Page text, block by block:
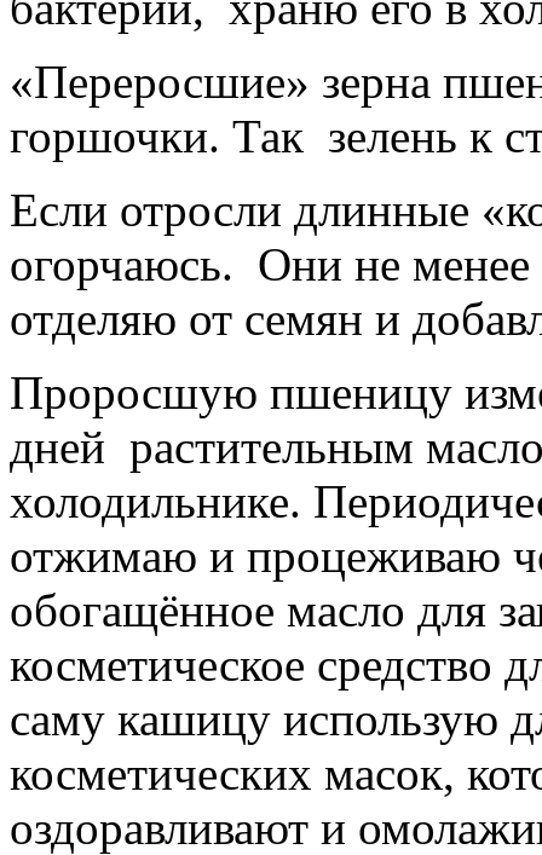
«Переросшие» зерна
горшочки. Так зелень к
Если отросли длинные
огорчаюсь. Они не менее
отделяю от семян и
Проросшую пшеницу
дней растительным
холодильнике.
отжимаю и процеживаю
обогащённое масло для
косметическое средство
саму кашицу использую
косметических масок,
оздоравливают и